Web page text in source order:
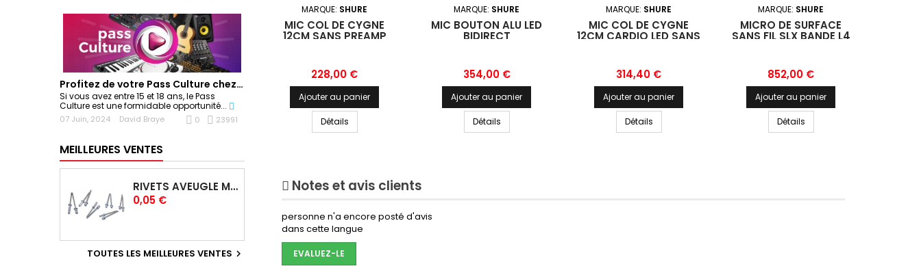
Profitez de votre Pass Culture chez Sonoplay !
Si vous avez entre 15 et 18 ans, le Pass
Culture est une formidable opportunité...
07 Juin, 2024 David Braye 23991
0
MEILLEURES VENTES
RIVETS AVEUGLE MULTIGRIP 4,0 X 12,5 MM
Prix
0,05 €
TOUTES LES MEILLEURES VENTES 
MARQUE: SHURE
MIC COL DE CYGNE
12CM SANS PREAMP
Prix
228,00 €
Ajouter au panier
Détails
MARQUE: SHURE
MIC BOUTON ALU LED
BIDIRECT
Prix
354,00 €
Ajouter au panier
Détails
MARQUE: SHURE
MIC COL DE CYGNE
12CM CARDIO LED SANS
Prix
314,40 €
Ajouter au panier
Détails
MARQUE: SHURE
MICRO DE SURFACE
SANS FIL SLX BANDE L4
Prix
852,00 €
Ajouter au panier
Détails
Notes et avis clients
personne n'a encore posté d'avis
dans cette langue
EVALUEZ-LE